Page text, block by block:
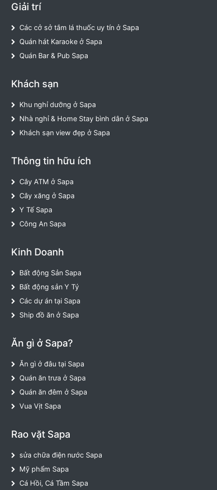
Giải trí
Các cở sở tắm lá thuốc uy tín ở Sapa
Quán hát Karaoke ở Sapa
Quán Bar & Pub Sapa
Khách sạn
Khu nghỉ dưỡng ở Sapa
Nhà nghỉ & Home Stay bình dân ở Sapa
Khách sạn view đẹp ở Sapa
Thông tin hữu ích
Cây ATM ở Sapa
Cây xăng ở Sapa
Y Tế Sapa
Công An Sapa
Kinh Doanh
Bất động Sản Sapa
Bất động sản Y Tý
Các dự án tại Sapa
Ship đồ ăn ở Sapa
Ăn gì ở Sapa?
Ăn gì ở đâu tại Sapa
Quán ăn trưa ở Sapa
Quán ăn đêm ở Sapa
Vua Vịt Sapa
Rao vặt Sapa
sửa chữa điện nước Sapa
Mỹ phẩm Sapa
Cá Hồi, Cá Tầm Sapa